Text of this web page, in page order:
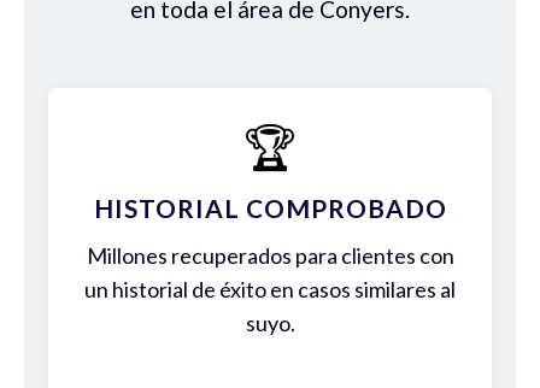
en toda el área de Conyers.
🏆
HISTORIAL COMPROBADO
Millones recuperados para clientes con
un historial de éxito en casos similares al
suyo.